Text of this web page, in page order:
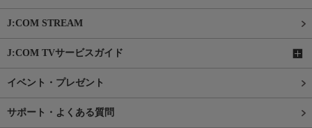
J:COM STREAM
J:COM TVサービスガイド
イベント・プレゼント
サポート・よくある質問